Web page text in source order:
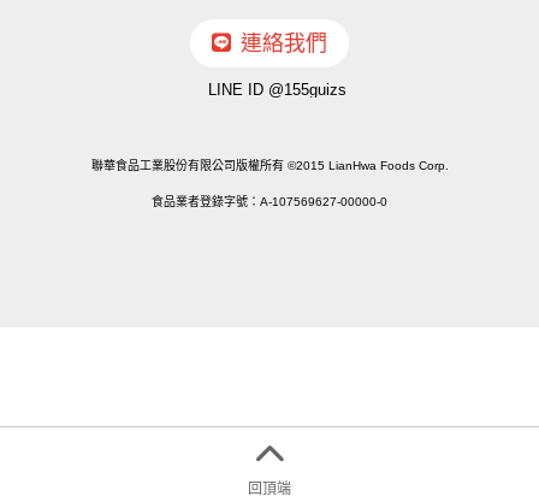
連絡我們
LINE ID @155guizs
聯華食品工業股份有限公司版權所有 ©2015 LianHwa Foods Corp.
食品業者登錄字號：A-107569627-00000-0
回頂端